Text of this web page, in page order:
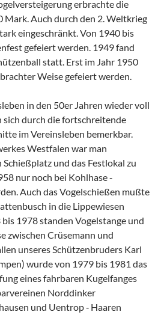
erbrachte die
Mark. Auch durch den 2. Weltkrieg
eingeschränkt. Von 1940 bis
gefeiert werden. 1949 fand
statt. Erst im Jahr 1950
Weise gefeiert werden.
in den 50er Jahren wieder voll
durch die fortschreitende
im Vereinsleben bemerkbar.
Westfalen war man
und das Festlokal zu
nur noch bei Kohlhase ‑
Auch das Vogelschießen mußte
in die Lippewiesen
1978 standen Vogelstange und
zwischen Crüsemann und
unseres Schützenbruders Karl
wurde von 1979 bis 1981 das
eines fahrbaren Kugelfanges
Norddinker
und Uentrop ‑ Haaren